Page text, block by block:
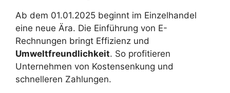
Ab dem 01.01.2025 beginnt im Einzelhandel
eine neue Ära. Die Einführung von E-
Rechnungen bringt Effizienz und
Umweltfreundlichkeit. So profitieren
Unternehmen von Kostensenkung und
schnelleren Zahlungen.